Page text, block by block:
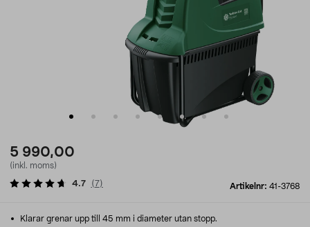
5 990,00
(inkl. moms)
Artikelnr: 41-3768
4.7 (7)
Klarar grenar upp till 45 mm i diameter utan stopp.